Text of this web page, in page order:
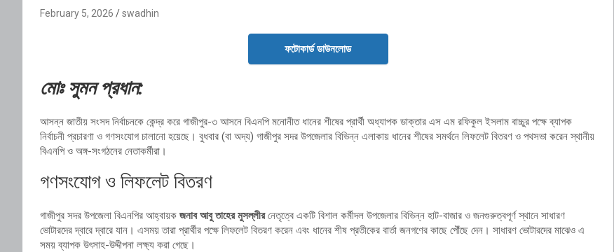
February 5, 2026 swadhin
ফটোকার্ড ডাউনলোড
মোঃ সুমন প্রধান:
আসন্ন জাতীয় সংসদ নির্বাচনকে কেন্দ্র করে গাজীপুর-৩ আসনে বিএনপি মনোনীত ধানের শীষের প্রার্থী অধ্যাপক ডাক্তার এস এম রফিকুল ইসলাম বাচ্চুর পক্ষে ব্যাপক
নির্বাচনী প্রচারণা ও গণসংযোগ চালানো হয়েছে। বুধবার (বা অদ্য) গাজীপুর সদর উপজেলার বিভিন্ন এলাকায় ধানের শীষের সমর্থনে লিফলেট বিতরণ ও পথসভা করেন স্থানীয়
বিএনপি ও অঙ্গ-সংগঠনের নেতাকর্মীরা।
গণসংযোগ ও লিফলেট বিতরণ
গাজীপুর সদর উপজেলা বিএনপির আহ্বায়ক জনাব আবু তাহের মুসল্লীরনেতৃত্বে একটি বিশাল কর্মীদল উপজেলার বিভিন্ন হাট-বাজার ও জনগুরুত্বপূর্ণ স্থানে সাধারণ
ভোটারদের দ্বারে দ্বারে যান। এসময় তারা প্রার্থীর পক্ষে লিফলেট বিতরণ করেন এবং ধানের শীষ প্রতীকের বার্তা জনগণের কাছে পৌঁছে দেন। সাধারণ ভোটারদের মাঝেও এ
সময় ব্যাপক উৎসাহ-উদ্দীপনা লক্ষ্য করা গেছে।